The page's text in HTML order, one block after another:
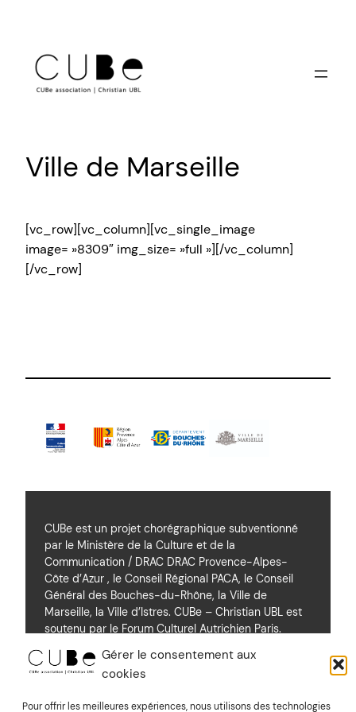
Gérer le consentement aux
cookies
Pour offrir les meilleures expériences, nous utilisons des technologies
contenu
Ville de Marseille
[vc_row][vc_column][vc_single_image
image= »8309″ img_size= »full »][/vc_column]
[/vc_row]
CUBe est un projet chorégraphique subventionné
par le Ministère de la Culture et de la
Communication / DRAC DRAC Provence-Alpes-
Côte d’Azur , le Conseil Régional PACA, le Conseil
Général des Bouches-du-Rhône, la Ville de
Marseille, la Ville d’Istres. CUBe – Christian UBL est
soutenu par le Forum Culturel Autrichien Paris.
Soutiens